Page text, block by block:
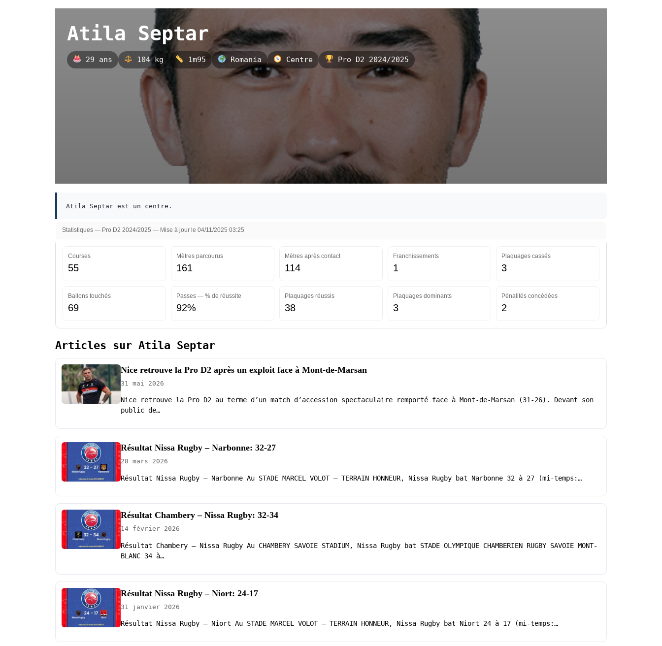
Atila Septar
29 ans 104 kg 1m95 Romania Centre Pro D2 2024/2025
Atila Septar est un centre.
Statistiques — Pro D2 2024/2025 — Mise à jour le 04/11/2025 03:25
Courses
55
Mètres parcourus
161
Mètres après contact
114
Franchissements
1
Plaquages cassés
3
Ballons touchés
69
Passes — % de réussite
92%
Plaquages réussis
38
Plaquages dominants
3
Pénalités concédées
2
Articles sur Atila Septar
Nice retrouve la Pro D2 après un exploit face à Mont-de-Marsan
31 mai 2026
Nice retrouve la Pro D2 au terme d’un match d’accession spectaculaire remporté face à Mont-de-Marsan (31-26). Devant son
public de…
Résultat Nissa Rugby – Narbonne: 32-27
28 mars 2026
Résultat Nissa Rugby – Narbonne Au STADE MARCEL VOLOT – TERRAIN HONNEUR, Nissa Rugby bat Narbonne 32 à 27 (mi-temps:…
Résultat Chambery – Nissa Rugby: 32-34
14 février 2026
Résultat Chambery – Nissa Rugby Au CHAMBERY SAVOIE STADIUM, Nissa Rugby bat STADE OLYMPIQUE CHAMBERIEN RUGBY SAVOIE MONT-
BLANC 34 à…
Résultat Nissa Rugby – Niort: 24-17
31 janvier 2026
Résultat Nissa Rugby – Niort Au STADE MARCEL VOLOT – TERRAIN HONNEUR, Nissa Rugby bat Niort 24 à 17 (mi-temps:…